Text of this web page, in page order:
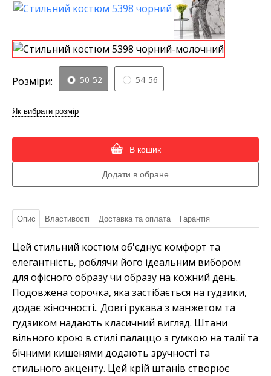
Розміри: 50-52 54-56
Як вибрати розмір
В кошик
Опис Властивості Доставка та оплата Гарантія
Цей стильний костюм об'єднує комфорт та
елегантність, роблячи його ідеальним вибором
для офісного образу чи образу на кожний день.
Подовжена сорочка, яка застібається на гудзики,
додає жіночності.. Довгі рукава з манжетом та
гудзиком надають класичний вигляд. Штани
вільного крою в стилі палаццо з гумкою на талії та
бічними кишенями додають зручності та
стильного акценту. Цей крій штанів створює